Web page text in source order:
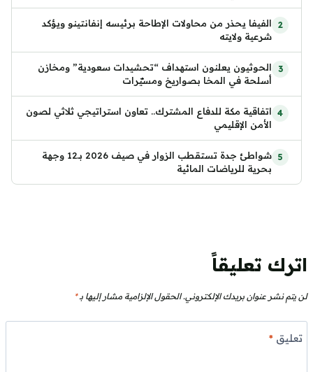
الفيفا يحذر من محاولات الإطاحة برئيسه إنفانتينو ويؤكد
شرعية ولايته
الحوثيون يعلنون استهداف “تحشيدات سعودية” ومخازن
أسلحة في المخا بصواريخ ومسيّرات
اتفاقية مكة للدفاع المشترك.. تعاون استراتيجي ثلاثي لصون
الأمن الإقليمي
شواطئ جدة تستقطب الزوار في صيف 2026 بـ12 وجهة
بحرية للرياضات المائية
اترك تعليقاً
لن يتم نشر عنوان بريدك الإلكتروني. الحقول الإلزامية مشار إليها بـ*
تعليق*